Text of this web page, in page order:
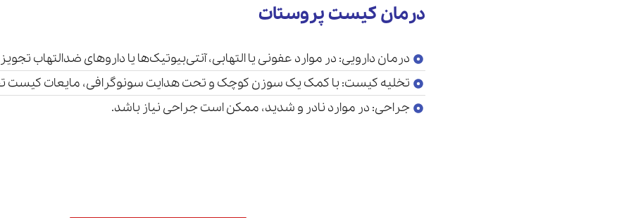
درمان کیست پروستات
درمان دارویی: در موارد عفونی یا التهابی، آنتی‌بیوتیک‌ها یا داروهای ضدالتهاب
تخلیه کیست: با کمک یک سوزن کوچک و تحت هدایت سونوگرافی، مایعات کیست
جراحی: در موارد نادر و شدید، ممکن است جراحی نیاز باشد.